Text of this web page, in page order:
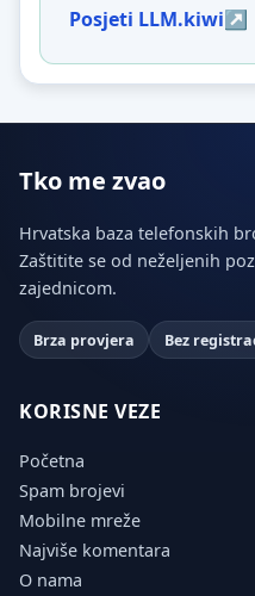
Posjeti LLM.kiwi
Tko me zvao
Hrvatska baza telefonskih
Zaštitite se od neželjenih
zajednicom.
Brza provjera Bez
KORISNE VEZE
Početna
Spam brojevi
Mobilne mreže
Najviše komentara
O nama